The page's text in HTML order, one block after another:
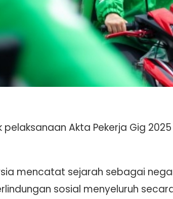
pelaksanaan Akta Pekerja Gig
mencatat sejarah sebagai
sosial menyeluruh